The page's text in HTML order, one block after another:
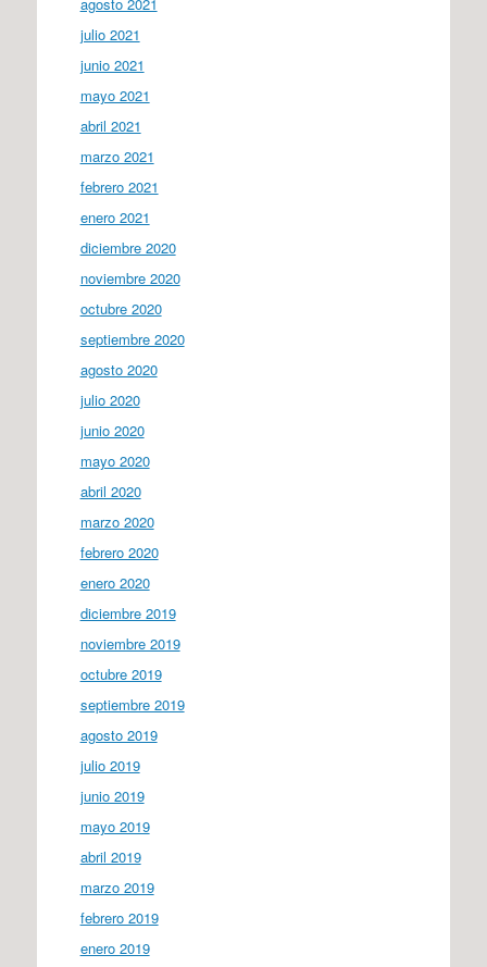
agosto 2021
julio 2021
junio 2021
mayo 2021
abril 2021
marzo 2021
febrero 2021
enero 2021
diciembre 2020
noviembre 2020
octubre 2020
septiembre 2020
agosto 2020
julio 2020
junio 2020
mayo 2020
abril 2020
marzo 2020
febrero 2020
enero 2020
diciembre 2019
noviembre 2019
octubre 2019
septiembre 2019
agosto 2019
julio 2019
junio 2019
mayo 2019
abril 2019
marzo 2019
febrero 2019
enero 2019